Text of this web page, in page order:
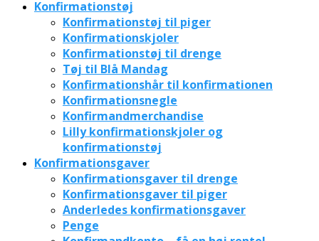
Konfirmationstøj
Konfirmationstøj til piger
Konfirmationskjoler
Konfirmationstøj til drenge
Tøj til Blå Mandag
Konfirmationshår til konfirmationen
Konfirmationsnegle
Konfirmandmerchandise
Lilly konfirmationskjoler og
konfirmationstøj
Konfirmationsgaver
Konfirmationsgaver til drenge
Konfirmationsgaver til piger
Anderledes konfirmationsgaver
Penge